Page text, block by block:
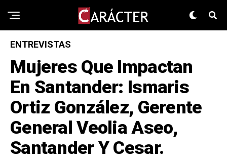
ENTREVISTAS
Mujeres Que Impactan
En Santander: Ismaris
Ortiz González, Gerente
General Veolia Aseo,
Santander Y Cesar.